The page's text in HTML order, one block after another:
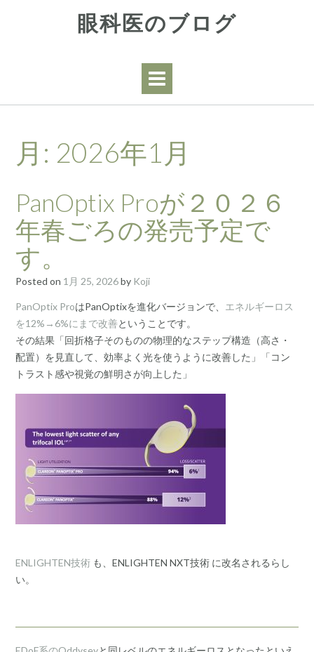
眼科医のブログ
月: 2026年1月
PanOptix Proが２０２６
年春ごろの発売予定で
す。
Posted on 1月 25, 2026by Koji
PanOptix ProはPanOptixを進化バージョンで、 エネルギーロス
を12%→6%にまで改善ということです。
その結果「回折格子そのものの物理的なステップ構造（高さ・
配置）を見直して、効率よく光を使うように改善した」「コン
トラスト感や視覚の鮮明さが向上した」
ENLIGHTEN技術 も、ENLIGHTEN NXT技術 に改名されるらし
い。